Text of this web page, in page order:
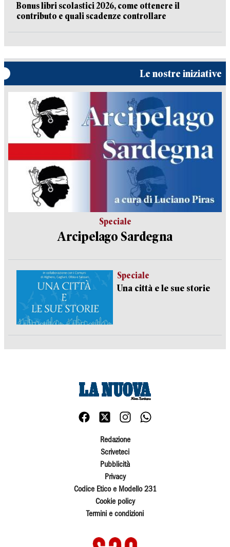
Bonus libri scolastici 2026, come ottenere il
contributo e quali scadenze controllare
Le nostre iniziative
Speciale
Arcipelago Sardegna
Speciale
Una città e le sue storie
Redazione
Scriveteci
Pubblicità
Privacy
Codice Etico e Modello 231
Cookie policy
Termini e condizioni